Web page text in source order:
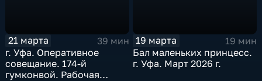
21 марта
39 мин
г. Уфа. Оперативное
совещание. 174-й
гумконвой. Рабочая
19 марта
19 мин
Бал маленьких принцесс.
г. Уфа. Март 2026 г.